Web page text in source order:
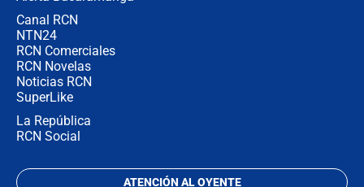
Canal RCN
NTN24
RCN Comerciales
RCN Novelas
Noticias RCN
SuperLike
La República
RCN Social
ATENCIÓN AL OYENTE